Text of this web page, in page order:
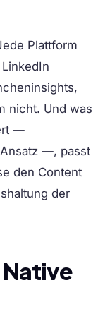
Plattform
nicht. Und was
—
—, passt
den Content
der